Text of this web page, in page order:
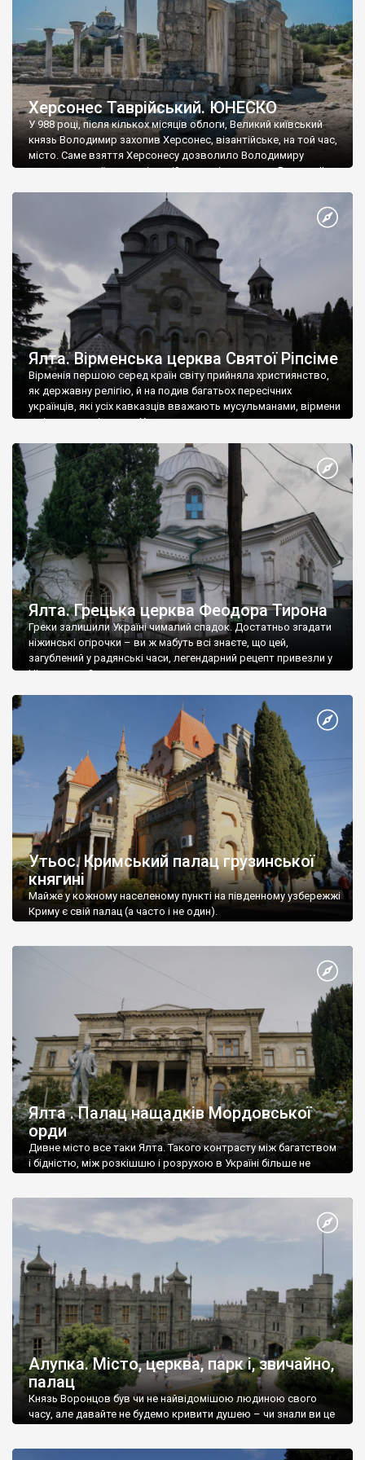
Херсонес Таврійський. ЮНЕСКО
У 988 році, після кількох місяців облоги, Великий київський
князь Володимир захопив Херсонес, візантійське, на той час,
місто. Саме взяття Херсонесу дозволило Володимиру
диктувати свої умови візантійському імператору Василю ІІ, та
Херсонесі Володимир-язичник, став Василем-християнином.
А потім було Хрещення Русі. На честь Херсонесу Таврійського
Ялта. Вірменська церква Святої Ріпсіме
Вірменія першою серед країн світу прийняла християнство,
як державну релігію, й на подив багатьох пересічних
українців, які усіх кавказців вважають мусульманами, вірмени
є відданими вірянами Христа
Ялта. Грецька церква Феодора Тирона
Греки залишили Україні чималий спадок. Достатньо згадати
ніжинські огірочки – ви ж мабуть всі знаєте, що цей,
загублений у радянські часи, легендарний рецепт привезли у
Ніжин греки?
Утьос. Кримський палац грузинської
княгині
Майже у кожному населеному пункті на південному узбережжі
Криму є свій палац (а часто і не один).
Ялта . Палац нащадків Мордовської
орди
Дивне місто все таки Ялта. Такого контрасту між багатством
і бідністю, між розкішшю і розрухою в Україні більше не
Алупка. Місто, церква, парк і, звичайно,
палац
Князь Воронцов був чи не найвідомішою людиною свого
часу, але давайте не будемо кривити душею – чи знали ви це